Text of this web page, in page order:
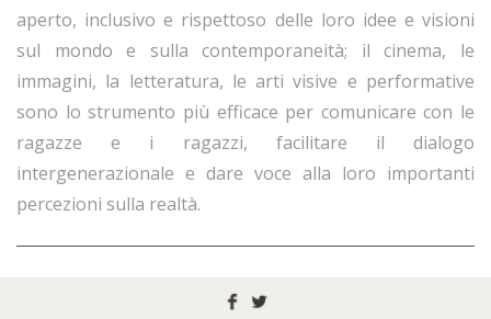
aperto, inclusivo e rispettoso delle loro idee e visioni
sul mondo e sulla contemporaneità; il cinema, le
immagini, la letteratura, le arti visive e performative
sono lo strumento più efficace per comunicare con le
ragazze e i ragazzi, facilitare il dialogo
intergenerazionale e dare voce alla loro importanti
percezioni sulla realtà.